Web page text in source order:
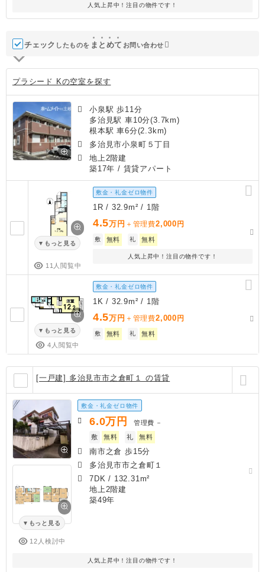
人気上昇中！注目の物件です！
チェック したものを ま と めて お問い合わせ
プラシード Kの空室を探す
小泉駅 歩11分
多治見駅 車10分(3.7km)
根本駅 車6分(2.3km)
多治見市小泉町５丁目
地上2階建
築17年 / 賃貸アパート
もっと見る
11人閲覧中
敷金・礼金ゼロ物件
1R / 32.9m² / 1階
4.5万円 ＋管理費2,000 円
敷 無料 礼 無料
人気上昇中！注目の物件です！
もっと見る
4人閲覧中
敷金・礼金ゼロ物件
1K / 32.9m² / 1階
4.5万円 ＋管理費2,000 円
敷 無料 礼 無料
[一戸建] 多治見市市之倉町１ の賃貸
もっと見る
12人検討中
敷金・礼金ゼロ物件
6.0万円 管理費 －
敷
無料 礼 無料
南市之倉 歩15分
多治見市市之倉町１
7DK / 132.31m²
地上2階建
築49年
人気上昇中！注目の物件です！